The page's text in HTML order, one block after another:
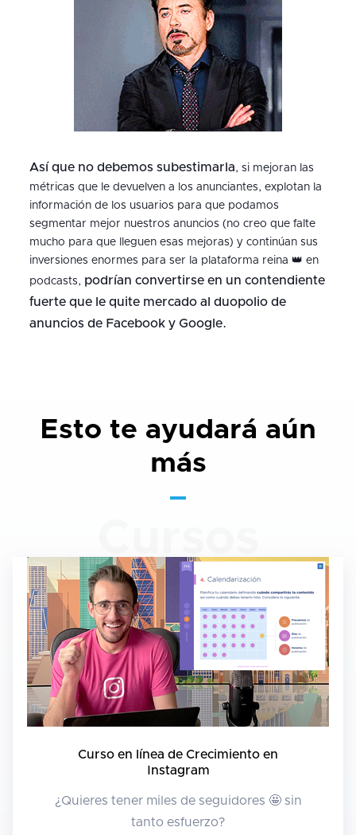
Así que no debemos subestimarla, si mejoran las
métricas que le devuelven a los anunciantes, explotan la
información de los usuarios para que podamos
segmentar mejor nuestros anuncios (no creo que falte
mucho para que lleguen esas mejoras) y continúan sus
inversiones enormes para ser la plataforma reina 👑 en
podcasts, podrían convertirse en un contendiente
fuerte que le quite mercado al duopolio de
anuncios de Facebook y Google.
Esto te ayudará aún
más
Curso en línea de Crecimiento en
Instagram
¿Quieres tener miles de seguidores 🤩 sin
tanto esfuerzo?